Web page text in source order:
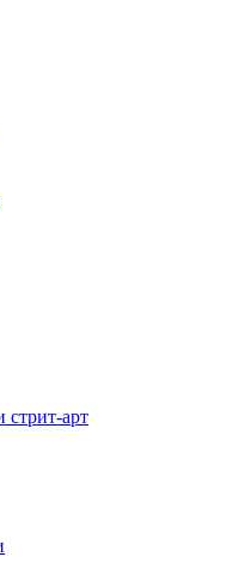
стрит-арт